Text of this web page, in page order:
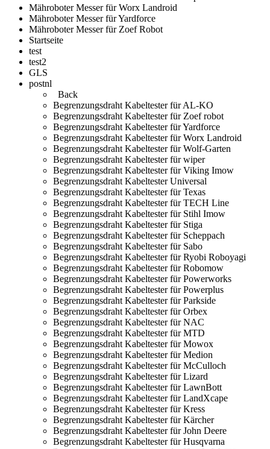
Mähroboter Messer für Worx Landroid
Mähroboter Messer für Yardforce
Mähroboter Messer für Zoef Robot
Startseite
test
test2
GLS
postnl
Back
Begrenzungsdraht Kabeltester für AL-KO
Begrenzungsdraht Kabeltester für Zoef robot
Begrenzungsdraht Kabeltester für Yardforce
Begrenzungsdraht Kabeltester für Worx Landroid
Begrenzungsdraht Kabeltester für Wolf-Garten
Begrenzungsdraht Kabeltester für wiper
Begrenzungsdraht Kabeltester für Viking Imow
Begrenzungsdraht Kabeltester Universal
Begrenzungsdraht Kabeltester für Texas
Begrenzungsdraht Kabeltester für TECH Line
Begrenzungsdraht Kabeltester für Stihl Imow
Begrenzungsdraht Kabeltester für Stiga
Begrenzungsdraht Kabeltester für Scheppach
Begrenzungsdraht Kabeltester für Sabo
Begrenzungsdraht Kabeltester für Ryobi Roboyagi
Begrenzungsdraht Kabeltester für Robomow
Begrenzungsdraht Kabeltester für Powerworks
Begrenzungsdraht Kabeltester für Powerplus
Begrenzungsdraht Kabeltester für Parkside
Begrenzungsdraht Kabeltester für Orbex
Begrenzungsdraht Kabeltester für NAC
Begrenzungsdraht Kabeltester für MTD
Begrenzungsdraht Kabeltester für Mowox
Begrenzungsdraht Kabeltester für Medion
Begrenzungsdraht Kabeltester für McCulloch
Begrenzungsdraht Kabeltester für Lizard
Begrenzungsdraht Kabeltester für LawnBott
Begrenzungsdraht Kabeltester für LandXcape
Begrenzungsdraht Kabeltester für Kress
Begrenzungsdraht Kabeltester für Kärcher
Begrenzungsdraht Kabeltester für John Deere
Begrenzungsdraht Kabeltester für Husqvarna